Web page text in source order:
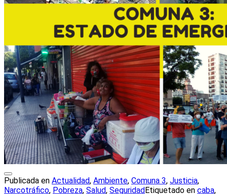
Publicada en Actualidad, Ambiente, Comuna 3, Justicia,
Narcotráfico, Pobreza, Salud, Seguridad Etiquetado en caba,